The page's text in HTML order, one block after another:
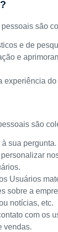
pessoais são
e de
e
experiência
são
sua pergunta.
Usuários
sobre a
notícias, etc.
com os
vendas.